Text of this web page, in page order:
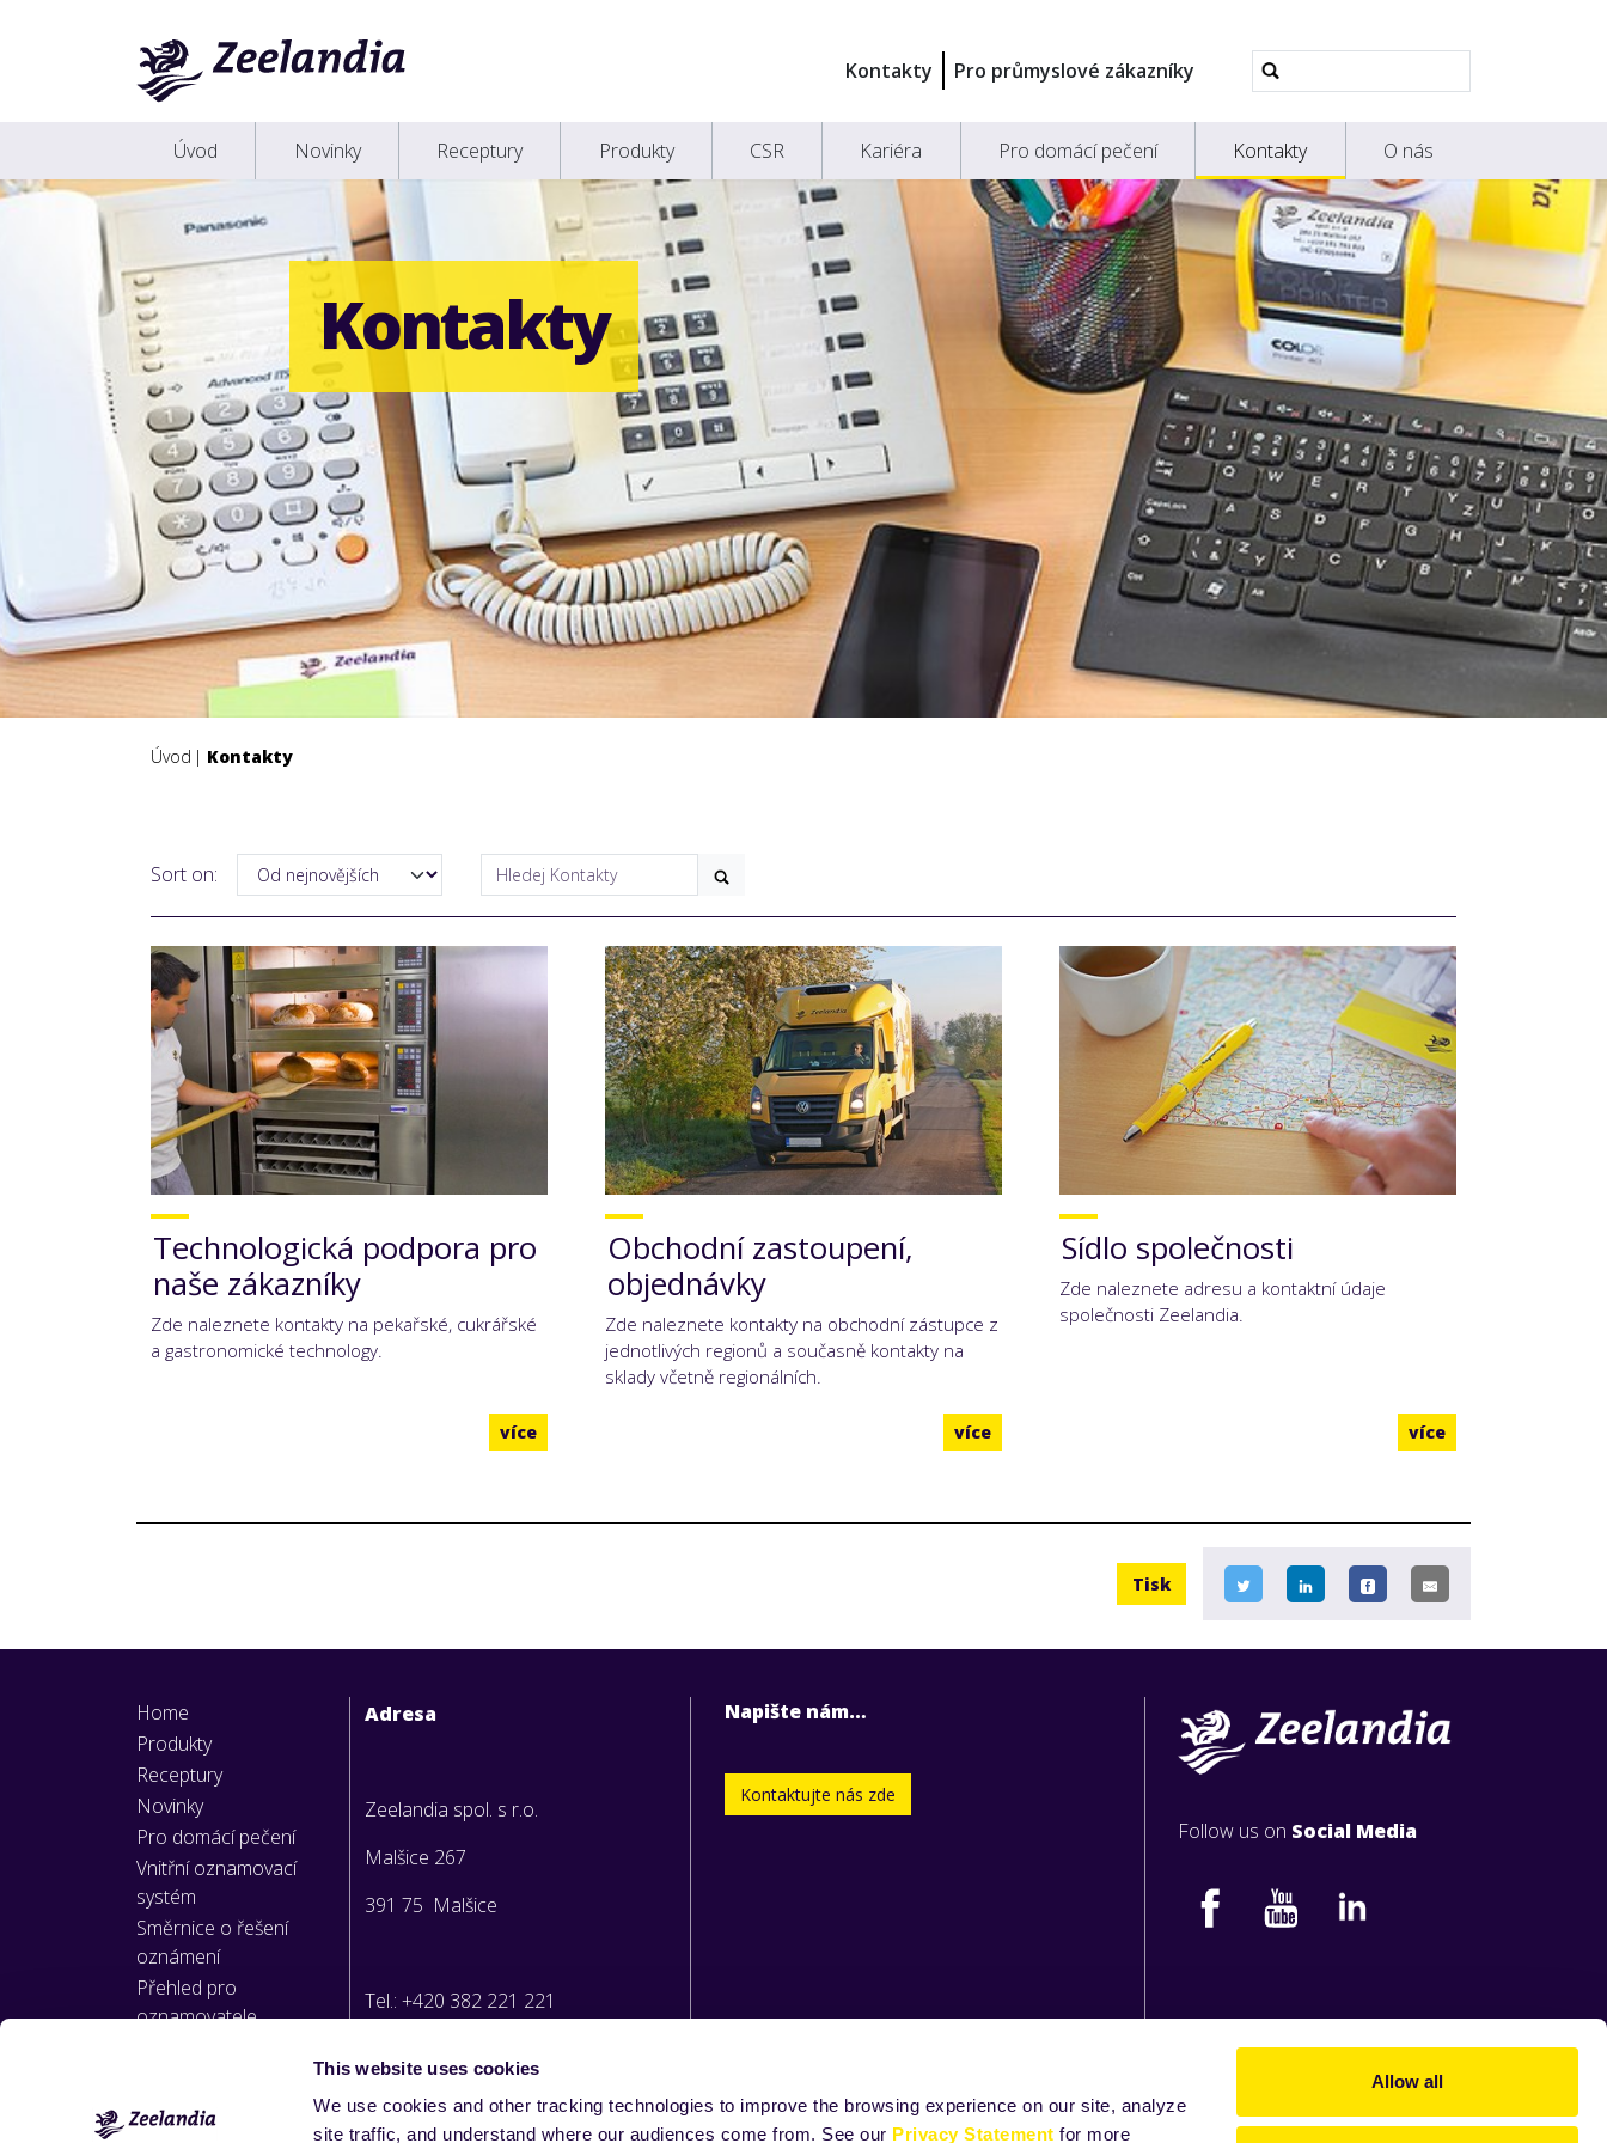
This website uses cookies
We use cookies and other tracking technologies to improve the browsing experience on our site, analyze
site traffic, and understand where our audiences come from. See our Privacy Statement for more
Allow all
Kontakty Pro průmyslové zákazníky
Pokročilé
vyhledávání...
Úvod Novinky Receptury Produkty CSR Kariéra Pro domácí pečení Kontakty O nás
Kontakty
Úvod Kontakty
Sort on:
Technologická podpora pro
naše zákazníky
Zde naleznete kontakty na pekařské, cukrářské
a gastronomické technology.
více
Obchodní zastoupení,
objednávky
Zde naleznete kontakty na obchodní zástupce z
jednotlivých regionů a současně kontakty na
sklady včetně regionálních.
více
Sídlo společnosti
Zde naleznete adresu a kontaktní údaje
společnosti Zeelandia.
více
Tisk
Home
Produkty
Receptury
Novinky
Pro domácí pečení
Vnitřní oznamovací
systém
Směrnice o řešení
oznámení
Přehled pro
oznamovatele
Adresa
Zeelandia spol. s r.o.
Malšice 267
391 75 Malšice
Tel.: +420 382 221 221
E-mail:
info@zeelandia.cz
Napište nám…
Kontaktujte nás zde
Follow us on Social Media